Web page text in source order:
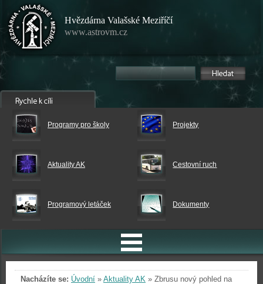
Hvězdárna Valašské Meziříčí
www.astrovm.cz
Programy pro školy Projekty
Aktuality AK Cestovní ruch
Programový letáček Dokumenty
Nacházíte se: Úvodní » Aktuality AK » Zbrusu nový pohled na